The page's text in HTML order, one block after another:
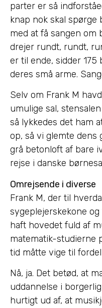
parter er så
knap nok skal
med at få sangen om
drejer rundt, rundt,
er til ende, sidder
deres små arme.
Selv om Frank M
umulige sal,
så lykkedes det ham
op, så vi glemte
grå betonloft af bare
rejse i danske
Omrejsende i diverse
Frank M, der til
sygeplejerskekone
haft hovedet fuld af
matematik-studierne
tid måtte vige til
Nå, ja. Det betød, at
uddannelse i
hurtigt ud af, at